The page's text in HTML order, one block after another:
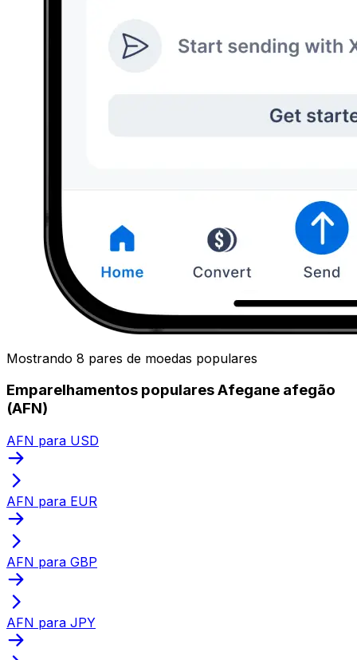
Mostrando 8 pares de moedas populares
Emparelhamentos populares Afegane afegão
(AFN)
AFN para USD
AFN para EUR
AFN para GBP
AFN para JPY